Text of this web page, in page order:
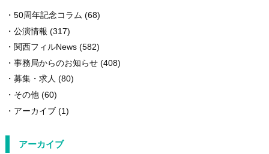
50周年記念コラム (68)
公演情報 (317)
関西フィルNews(582)
事務局からのお知らせ(408)
募集・求人 (80)
その他(60)
アーカイブ(1)
アーカイブ